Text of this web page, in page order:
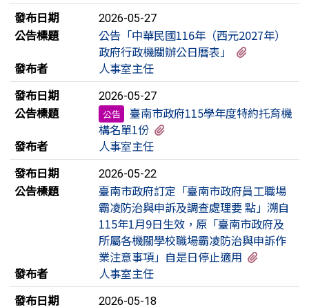
發布日期
2026-05-27
公告標題
公告「中華民國116年（西元2027年）
政府行政機關辦公日曆表」
發布者
人事室主任
發布日期
2026-05-27
公告標題 公告
臺南市政府115學年度特約托育機
構名單1份
發布者
人事室主任
發布日期
2026-05-22
公告標題
臺南市政府訂定「臺南市政府員工職場
霸凌防治與申訴及調查處理要 點」溯自
115年1月9日生效，原「臺南市政府及
所屬各機關學校職場霸凌防治與申訴作
業注意事項」自是日停止適用
發布者
人事室主任
發布日期
2026-05-18